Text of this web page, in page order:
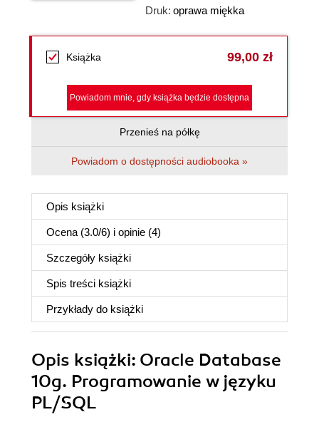
Druk: oprawa miękka
Książka 99,00 zł
Powiadom mnie, gdy książka będzie dostępna
Przenieś na półkę
Powiadom o dostępności audiobooka »
Opis książki
Ocena (3.0/6) i opinie (4)
Szczegóły książki
Spis treści książki
Przykłady do książki
Opis książki: Oracle Database
10g. Programowanie w języku
PL/SQL